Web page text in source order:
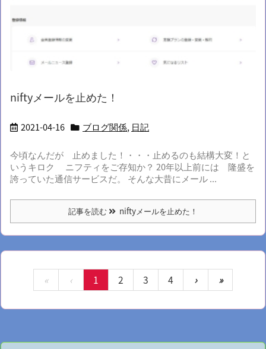
niftyメールを止めた！
2021-04-16 ブログ関係, 日記
今頃なんだが 止めました！・・・止めるのも結構大変！と
いうキロク ニフティをご存知か？ 20年以上前には 隆盛を
誇っていた通信サービスだ。 そんな大昔にメール ...
記事を読む niftyメールを止めた！
« ‹ 1 2 3 4 › »